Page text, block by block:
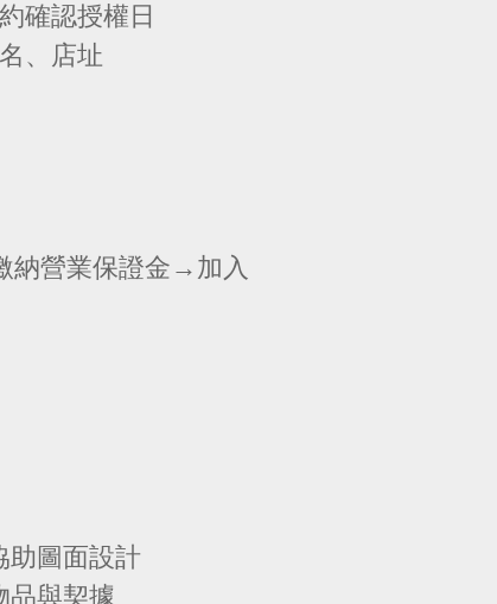
確認授權日
、店址
營業保證金→加入
助圖面設計
品與契據